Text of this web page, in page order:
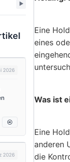
2026
2026
Eine
eines
Was ist
Eine
anderen
die